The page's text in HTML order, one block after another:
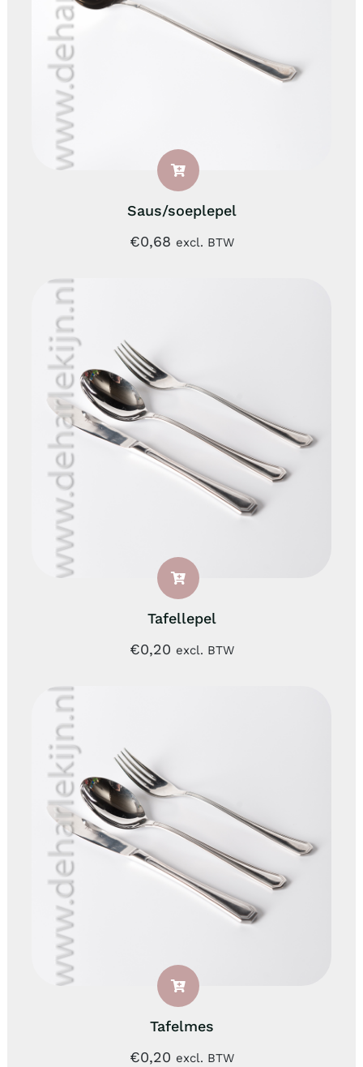
Saus/soeplepel
€0,68 excl. BTW
Tafellepel
€0,20 excl. BTW
Tafelmes
€0,20 excl. BTW